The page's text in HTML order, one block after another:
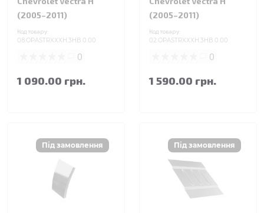
(2005–2011)
Код товару:
08.OPASTRXXXH.3HB.0.00
0
1 090.00 грн.
(2005–2011)
Код товару:
02.OPASTRXXXH.3HB.0.00
0
1 590.00 грн.